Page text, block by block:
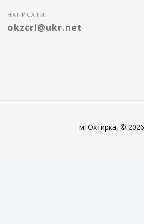
НАПИСАТИ:
okzcrl@ukr.net
м. Охтирка, © 2026